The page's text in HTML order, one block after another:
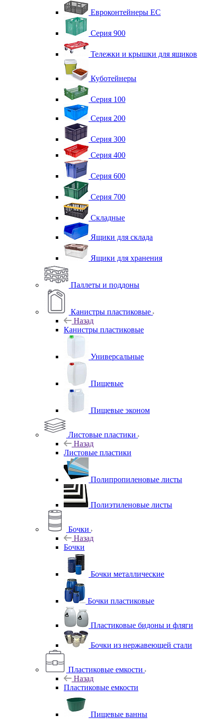
Евроконтейнеры ЕС
Серия 900
Тележки и крышки для ящиков
Куботейнеры
Серия 100
Серия 200
Серия 300
Серия 400
Серия 600
Серия 700
Складные
Ящики для склада
Ящики для хранения
Паллеты и поддоны
Канистры пластиковые
Назад
Канистры пластиковые
Универсальные
Пищевые
Пищевые эконом
Листовые пластики
Назад
Листовые пластики
Полипропиленовые листы
Полиэтиленовые листы
Бочки
Назад
Бочки
Бочки металлические
Бочки пластиковые
Пластиковые бидоны и фляги
Бочки из нержавеющей стали
Пластиковые емкости
Назад
Пластиковые емкости
Пищевые ванны